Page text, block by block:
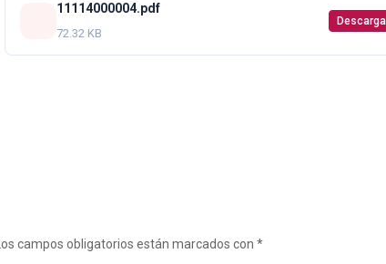
11114000004.pdf
72.32 KB
Los campos obligatorios están marcados con*